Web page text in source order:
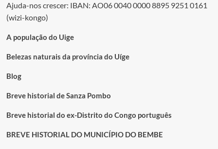
Ajuda-nos crescer: IBAN: AO06 0040 0000 8895 9251 0161
(wizi-kongo)
A população do Uige
Belezas naturais da província do Uíge
Blog
Breve historial de Sanza Pombo
Breve historial do ex-Distrito do Congo português
BREVE HISTORIAL DO MUNICÍPIO DO BEMBE